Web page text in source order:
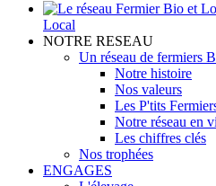
Local
NOTRE RESEAU
Un réseau de fermiers
Notre histoire
Nos valeurs
Les P'tits
Notre réseau en
Les chiffres clés
Nos trophées
ENGAGES